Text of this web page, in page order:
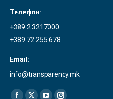
Телефон:
+389 2 3217000
+389 72 255 678
Email:
info@transparency.mk
Find us on: